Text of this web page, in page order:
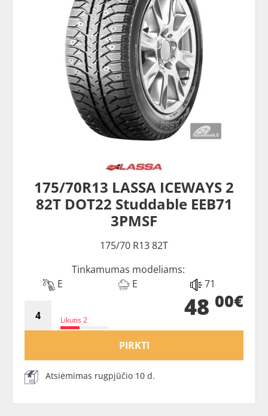
175/70R13 LASSA ICEWAYS 2
82T DOT22 Studdable EEB71
3PMSF
175/70 R13 82T
Tinkamumas modeliams:
E
E 71
Likutis 2 48 00€
PIRKTI
Atsiėmimas rugpjūčio 10 d.